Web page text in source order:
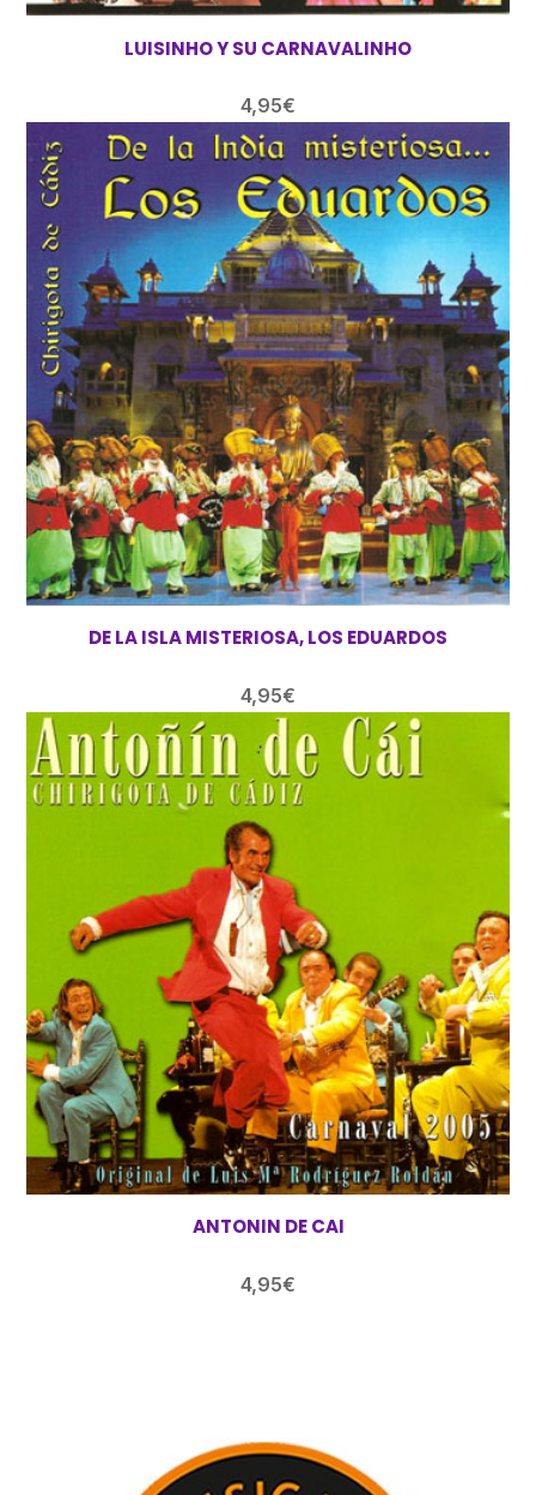
LUISINHO Y SU CARNAVALINHO
4,95€
DE LA ISLA MISTERIOSA, LOS EDUARDOS
4,95€
ANTONIN DE CAI
4,95€